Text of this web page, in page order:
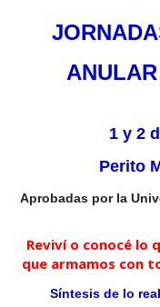
1 y 2
Perito
Aprobadas por la
Reviví o conocé lo
que armamos con
Síntesis de lo